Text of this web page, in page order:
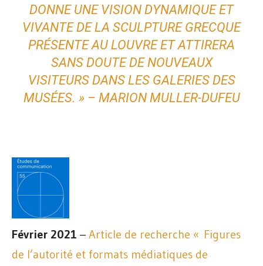
DONNE UNE VISION DYNAMIQUE ET
VIVANTE DE LA SCULPTURE GRECQUE
PRÉSENTE AU LOUVRE ET ATTIRERA
SANS DOUTE DE NOUVEAUX
VISITEURS DANS LES GALERIES DES
MUSÉES. » – MARION MULLER-DUFEU
Février 2021 – Article de recherche « Figures
de l’autorité et formats médiatiques de